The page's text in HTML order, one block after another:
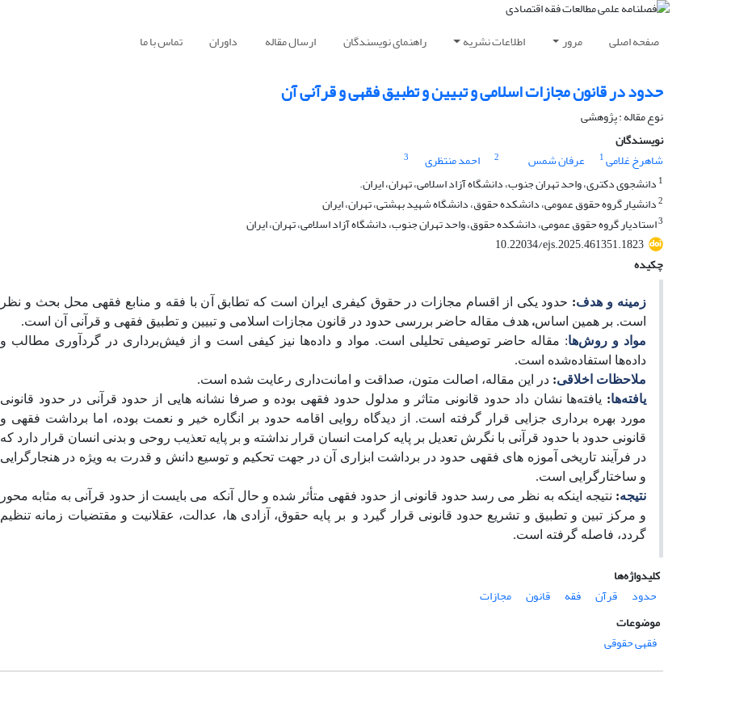
صفحه اصلی مرور اطلاعات نشریه راهنمای نویسندگان ارسال مقاله داوران تماس با ما
حدود در قانون مجازات اسلامی و تبیین و تطبیق فقهی و قرآنی آن
نوع مقاله : پژوهشی
نویسندگان
شاهرخ غلامی1 عرفان شمس 2 احمد منتظری
3
1 دانشجوی دکتری، واحد تهران جنوب، دانشگاه آزاد اسلامی، تهران، ایران.
2دانشیار گروه حقوق عمومی، دانشکده حقوق، دانشگاه شهید بهشتی، تهران، ایران
3استادیار گروه حقوق عمومی، دانشکده حقوق، واحد تهران جنوب، دانشگاه آزاد اسلامی، تهران، ایران
10.22034/ejs.2025.461351.1823
چکیده
زمینه و هدف: حدود یکی از اقسام مجازات در حقوق کیفری ایران است که تطابق آن با فقه و منابع فقهی محل بحث و نظر
است. بر همین اساس، هدف مقاله حاضر بررسی حدود در قانون مجازات اسلامی و تبیین و تطبیق فقهی و قرآنی آن است.
مواد و روش‌ها: مقاله حاضر توصیفی تحلیلی است. مواد و داده‌ها نیز کیفی است و از فیش‌برداری در گردآوری مطالب و
داده‌ها استفاده‌شده است.
ملاحظات اخلاقی: در این مقاله، اصالت متون، صداقت و امانت‌داری رعایت شده است.
یافته‌ها: یافته‌ها نشان داد حدود قانونی متاثر و مدلول حدود فقهی بوده و صرفا نشانه هایی از حدود قرآنی در حدود قانونی
مورد بهره برداری جزایی قرار گرفته است. از دیدگاه روایی اقامه حدود بر انگاره خیر و نعمت بوده، اما برداشت فقهی و
قانونی حدود با حدود قرآنی با نگرش تعدیل بر پایه کرامت انسان قرار نداشته و بر پایه تعذیب روحی و بدنی انسان قرار دارد که
در فرآیند تاریخی آموزه های فقهی حدود در برداشت ابزاری آن در جهت تحکیم و توسیع دانش و قدرت به ویژه در هنجارگرایی
و ساختارگرایی است.
نتیجه: نتیجه اینکه به نظر می رسد حدود قانونی از حدود فقهی متأثر شده و حال آنکه می بایست از حدود قرآنی به مثابه محور
و مرکز تبین و تطبیق و تشریع حدود قانونی قرار گیرد و بر پایه حقوق، آزادی ها، عدالت، عقلانیت و مقتضیات زمانه تنظیم
گردد، فاصله گرفته است.
کلیدواژه‌ها
حدود
قرآن فقه قانون
مجازات
موضوعات
فقهی حقوقی